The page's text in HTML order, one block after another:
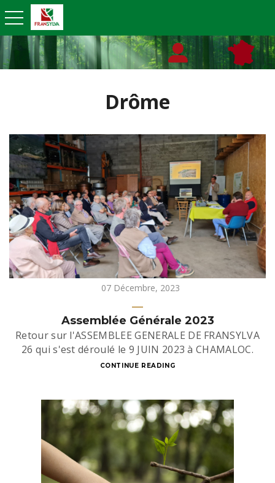
toggle navigation
Drôme
07 Décembre, 2023
Assemblée Générale 2023
Retour sur l'ASSEMBLEE GENERALE DE FRANSYLVA
26 qui s'est déroulé le 9 JUIN 2023 à CHAMALOC.
CONTINUE READING